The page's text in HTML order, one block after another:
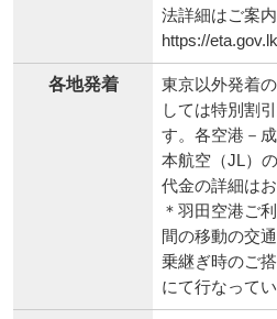
法詳細はご案
https://
各地発着
東京以外発着
しては特別割
す。各空港－
本航空（JL）
代金の詳細は
＊羽田空港ご
間の移動の交
乗継ぎ時のご
にて行なって